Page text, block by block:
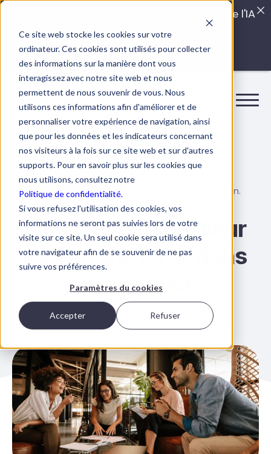
Ce site web stocke les cookies sur votre
ordinateur. Ces cookies sont utilisés pour collecter
des informations sur la manière dont vous
interagissez avec notre site web et nous
permettent de nous souvenir de vous. Nous
utilisons ces informations afin d'améliorer et de
personnaliser votre expérience de navigation, ainsi
que pour les données et les indicateurs concernant
nos visiteurs à la fois sur ce site web et sur d'autres
supports. Pour en savoir plus sur les cookies que
nous utilisons, consultez notre
Politique de confidentialité.
Si vous refusez l'utilisation des cookies, vos
informations ne seront pas suivies lors de votre
visite sur ce site. Un seul cookie sera utilisé dans
votre navigateur afin de se souvenir de ne pas
suivre vos préférences.
Paramètres du cookies
Accepter Refuser
Bien-être au travail 5 min.
Check-in: Le meilleur
moyen d’atterrir dans
une réunion
Quels sont les véritables impacts cachés de l'IA
dans vos équipes?
LISEZ LE GUIDE INTERDIT